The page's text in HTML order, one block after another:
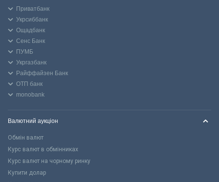
Приватбанк
Укрсиббанк
Ощадбанк
Сенс Банк
ПУМБ
Укргазбанк
Райффайзен Банк
ОТП банк
monobank
Валютний аукціон
Обмін валют
Курс валют в обмінниках
Курс валют на чорному ринку
Купити долар